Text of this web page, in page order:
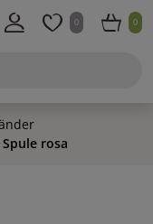
0 0
rosa